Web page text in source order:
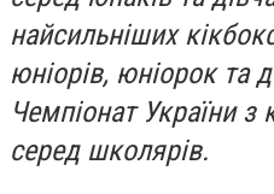
найсильніших
юніорів, юніорок та
Чемпіонат України з
серед школярів.